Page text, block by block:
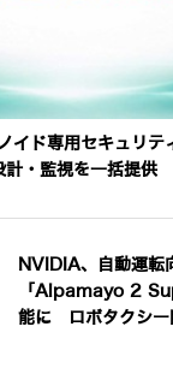
イド専用セキュリテ
・監視を一括提供
NVIDIA、自動運転
「Alpamayo 2
能に ロボタクシー